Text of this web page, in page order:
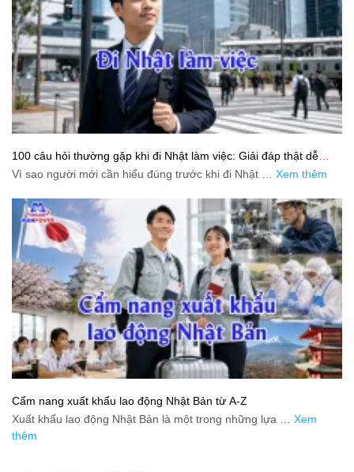
100 câu hỏi thường gặp khi đi Nhật làm việc: Giải đáp thật dễ
hiểu cho người mới bắt đầu
Vì sao người mới cần hiểu đúng trước khi đi Nhật … Xem thêm
Cẩm nang xuất khẩu lao động Nhật Bản từ A-Z
Xuất khẩu lao động Nhật Bản là một trong những lựa … Xem
thêm